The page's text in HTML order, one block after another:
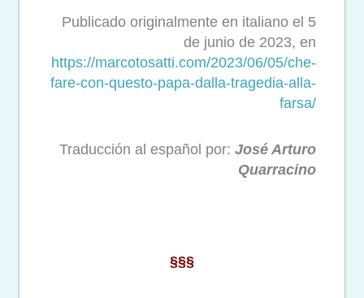
Publicado originalmente en italiano el 5
de junio de 2023, en
https://marcotosatti.com/2023/06/05/che-
fare-con-questo-papa-dalla-tragedia-alla-
farsa/
Traducción al español por: José Arturo
Quarracino
§§§